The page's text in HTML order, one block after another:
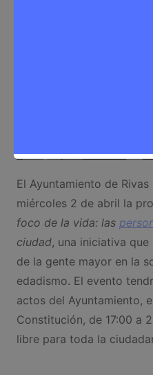
El Ayuntamiento de
miércoles 2 de abril la
foco de la vida: las
ciudad, una iniciativa
de la gente mayor en la
edadismo. El evento
actos del Ayuntamiento,
Constitución, de 17:00 a
libre para toda la